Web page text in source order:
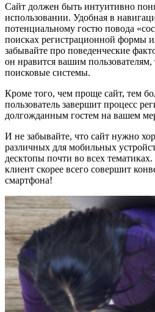
Сайт должен быть интуитивно
использовании. Удобная в
потенциальному гостю повода
поисках регистрационной формы
забывайте про поведенческие
он нравится вашим
поисковые системы.
Кроме того, чем проще сайт, тем
пользователь завершит процесс
долгожданным гостем на вашем
И не забывайте, что сайт нужно
различных для мобильных
десктопы почти во всех
клиент скорее всего совершит
смартфона!